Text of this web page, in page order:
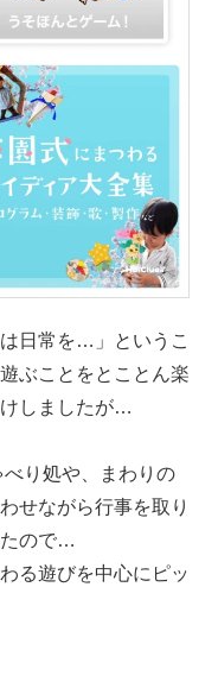
日常を…」というこ
ぶことをとことん楽
しましたが…
り処や、まわりの
せながら行事を取り
たので…
る遊びを中心にピッ